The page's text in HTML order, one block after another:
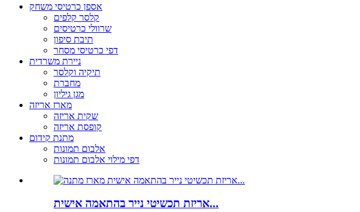
אספן כרטיסי משחק
קלסר קלפים
שרוולי כרטיסים
תיבת סיפון
דפי כרטיסי מסחר
ניירת משרדית
תיקיה וקלסר
מחברת
מגן גיליון
מארז אריזה
שקית אריזה
קופסת אריזה
מתנת קידום
אלבום תמונות
דפי מילוי אלבום תמונות
אריזת תכשיטי נייר בהתאמה אישית...